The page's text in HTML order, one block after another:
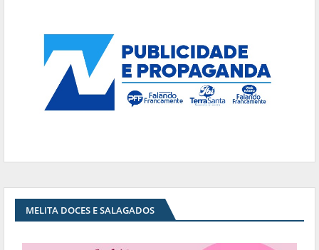
MELITA DOCES E SALAGADOS